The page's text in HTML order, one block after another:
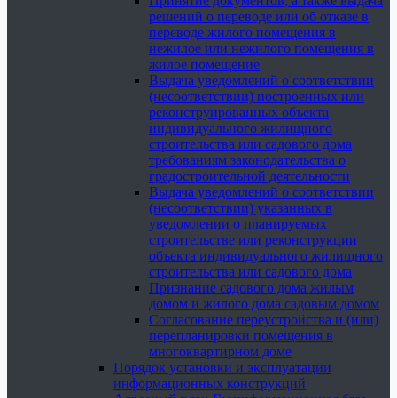
решений о переводе или об отказе в
переводе жилого помещения в
нежилое или нежилого помещения в
жилое помещение
Выдача уведомлений о соответствии
(несоответствии) построенных или
реконструированных объекта
индивидуального жилищного
строительства или садового дома
требованиям законодательства о
градостроительной деятельности
Выдача уведомлений о соответствии
(несоответствии) указанных в
уведомлении о планируемых
строительстве или реконструкции
объекта индивидуального жилищного
строительства или садового дома
Признание садового дома жилым
домом и жилого дома садовым домом
Согласование переустройства и (или)
перепланировки помещения в
многоквартирном доме
Порядок установки и эксплуатации
информационных конструкций